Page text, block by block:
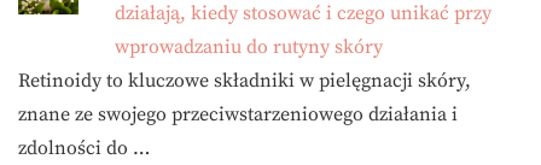
działają, kiedy stosować i czego unikać przy
wprowadzaniu do rutyny skóry
Retinoidy to kluczowe składniki w pielęgnacji skóry,
znane ze swojego przeciwstarzeniowego działania i
zdolności do …